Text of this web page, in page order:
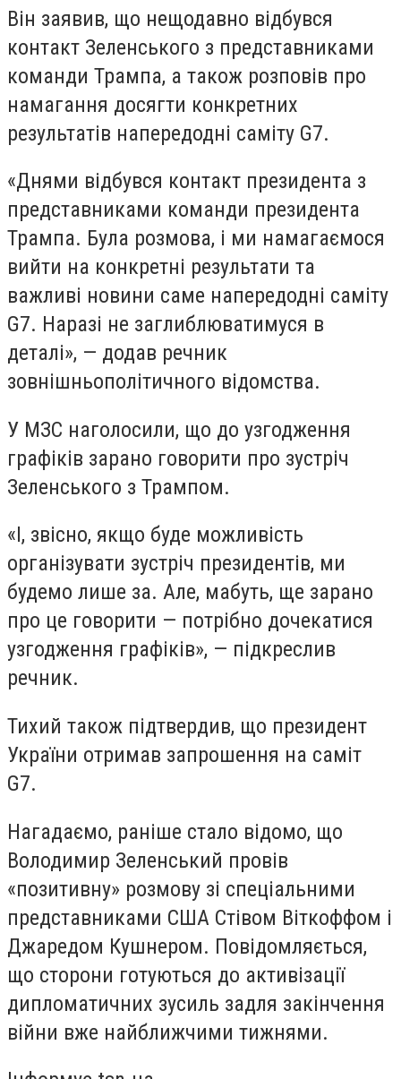
Він заявив, що нещодавно відбувся
контакт Зеленського з представниками
команди Трампа, а також розповів про
намагання досягти конкретних
результатів напередодні саміту G7.
«Днями відбувся контакт президента з
представниками команди президента
Трампа. Була розмова, і ми намагаємося
вийти на конкретні результати та
важливі новини саме напередодні саміту
G7. Наразі не заглиблюватимуся в
деталі», — додав речник
зовнішньополітичного відомства.
У МЗС наголосили, що до узгодження
графіків зарано говорити про зустріч
Зеленського з Трампом.
«І, звісно, якщо буде можливість
організувати зустріч президентів, ми
будемо лише за. Але, мабуть, ще зарано
про це говорити — потрібно дочекатися
узгодження графіків», — підкреслив
речник.
Тихий також підтвердив, що президент
України отримав запрошення на саміт
G7.
Нагадаємо, раніше стало відомо, що
Володимир Зеленський провів
«позитивну» розмову зі спеціальними
представниками США Стівом Віткоффом і
Джаредом Кушнером. Повідомляється,
що сторони готуються до активізації
дипломатичних зусиль задля закінчення
війни вже найближчими тижнями.